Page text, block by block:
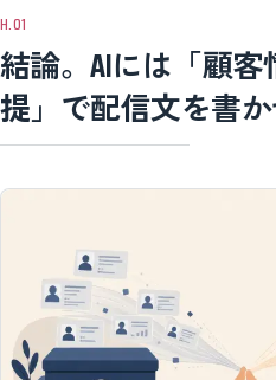
結論。AIには「顧
提」で配信文を書